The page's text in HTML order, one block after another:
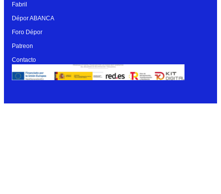
Fabril
Dépor ABANCA
Foro Dépor
Patreon
Contacto